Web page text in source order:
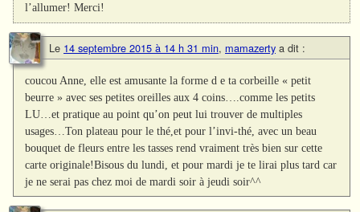
l’allumer! Merci!
Le 14 septembre 2015 à 14 h 31 min, mamazerty a dit :
coucou Anne, elle est amusante la forme d e ta corbeille « petit
beurre » avec ses petites oreilles aux 4 coins….comme les petits
LU…et pratique au point qu’on peut lui trouver de multiples
usages…Ton plateau pour le thé,et pour l’invi-thé, avec un beau
bouquet de fleurs entre les tasses rend vraiment très bien sur cette
carte originale!Bisous du lundi, et pour mardi je te lirai plus tard car
je ne serai pas chez moi de mardi soir à jeudi soir^^